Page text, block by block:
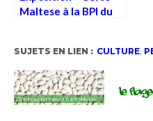
Maltese à la BPI du
SUJETS EN LIEN : CULTURE,